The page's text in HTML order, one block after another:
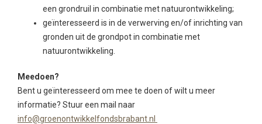
een grondruil in combinatie met natuurontwikkeling;
geïnteresseerd is in de verwerving en/of inrichting van
gronden uit de grondpot in combinatie met
natuurontwikkeling.
Meedoen?
Bent u geïnteresseerd om mee te doen of wilt u meer
informatie? Stuur een mail naar
info@groenontwikkelfondsbrabant.nl